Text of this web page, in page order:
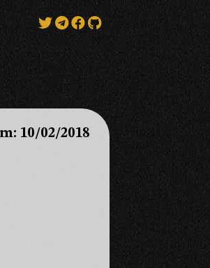
10/02/2018